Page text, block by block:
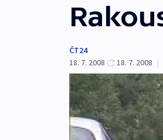
ČT24
18. 7. 2008
18. 7. 2008 |